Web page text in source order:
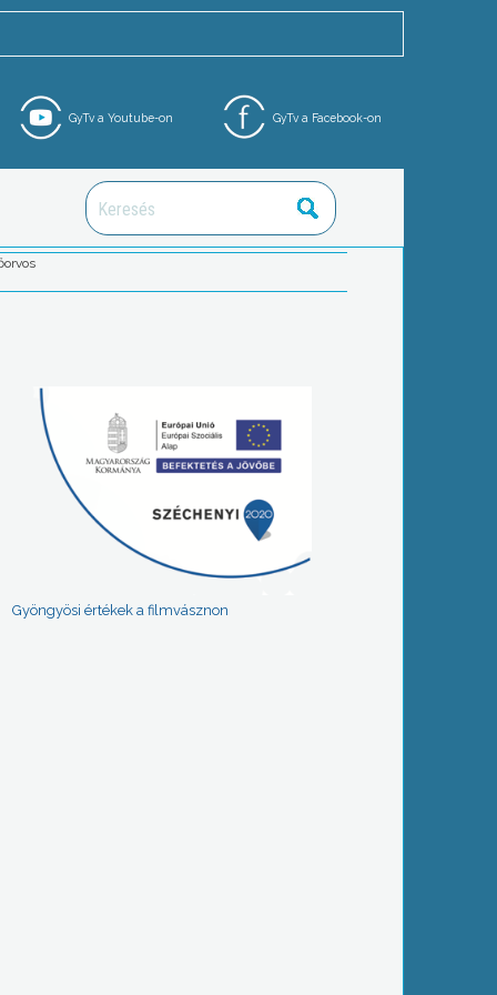
GyTv a Facebook-on
GyTv a Youtube-on
Gyöngyösi értékek a filmvásznon